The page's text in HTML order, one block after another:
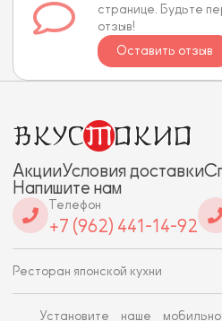
странице. Будьте
отзыв!
Оставить отзыв
АкцииУсловия доставки
Напишите нам
Телефон
+7 (962) 441-14-92
Ресторан японской кухни
Установите наше